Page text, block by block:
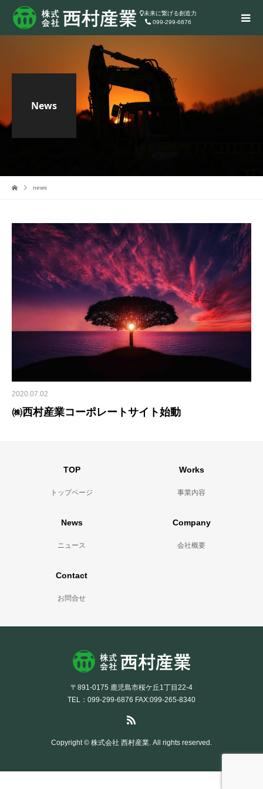
未来に繋げる創造力
099-299-6876
News
news
2020.07.02
㈱西村産業コーポレートサイト始動
TOP
トップページ
Works
事業内容
News
ニュース
Company
会社概要
Contact
お問合せ
〒891-0175 鹿児島市桜ケ丘1丁目22-4
TEL：099-299-6876 FAX:099-265-8340
Copyright © 株式会社 西村産業. All rights reserved.